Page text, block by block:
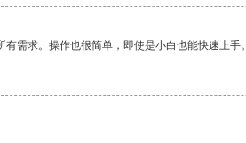
需求。操作也很简单，即使是小白也能快速上手。